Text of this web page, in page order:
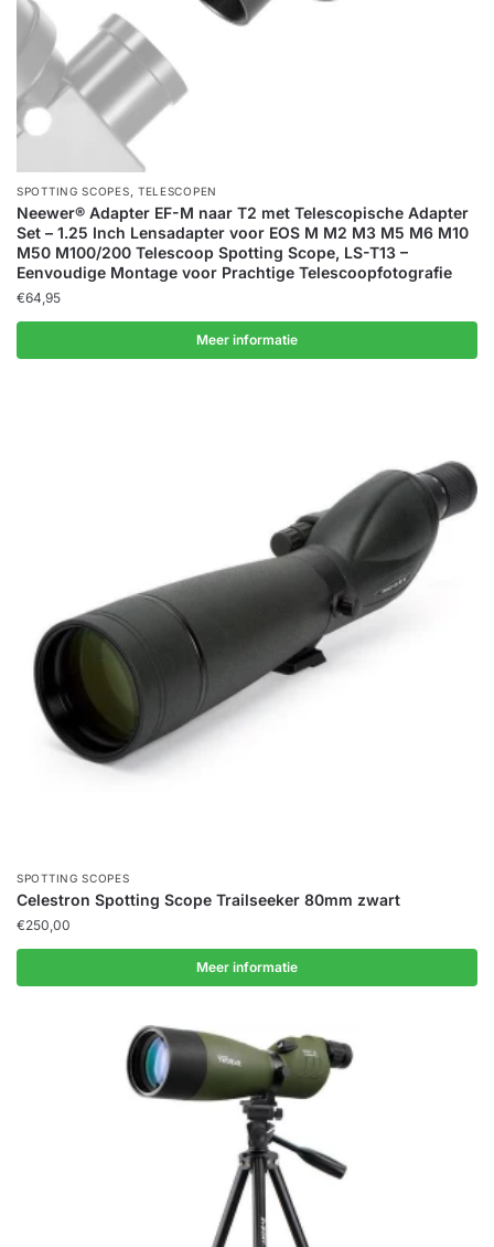
SPOTTING SCOPES TELESCOPEN
Neewer® Adapter EF-M naar T2 met Telescopische Adapter
Set – 1.25 Inch Lensadapter voor EOS M M2 M3 M5 M6 M10
M50 M100/200 Telescoop Spotting Scope, LS-T13 –
Eenvoudige Montage voor Prachtige Telescoopfotografie
€64,95
Meer informatie
SPOTTING SCOPES
Celestron Spotting Scope Trailseeker 80mm zwart
€250,00
Meer informatie